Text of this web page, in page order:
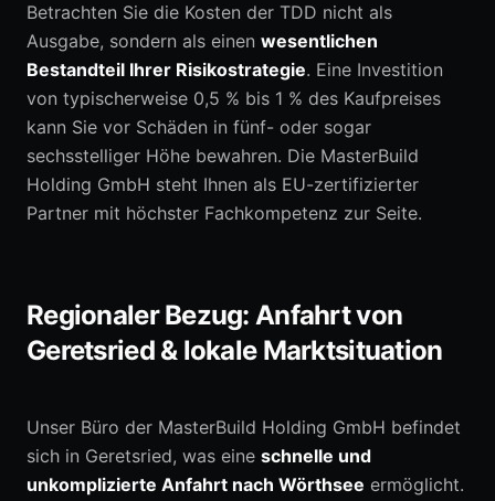
Betrachten Sie die Kosten der TDD nicht als
Ausgabe, sondern als einen wesentlichen
Bestandteil Ihrer Risikostrategie. Eine Investition
von typischerweise 0,5 % bis 1 % des Kaufpreises
kann Sie vor Schäden in fünf- oder sogar
sechsstelliger Höhe bewahren. Die MasterBuild
Holding GmbH steht Ihnen als EU-zertifizierter
Partner mit höchster Fachkompetenz zur Seite.
Regionaler Bezug: Anfahrt von
Geretsried & lokale Marktsituation
Unser Büro der MasterBuild Holding GmbH befindet
sich in Geretsried, was eine schnelle und
unkomplizierte Anfahrt nach Wörthsee ermöglicht.